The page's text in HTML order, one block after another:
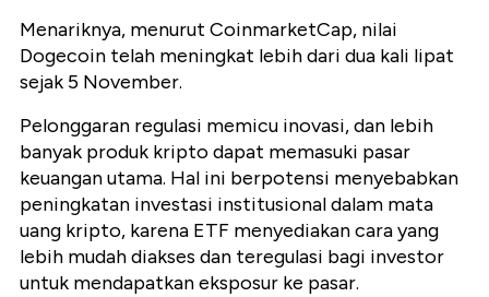
Menariknya, menurut CoinmarketCap, nilai
Dogecoin telah meningkat lebih dari dua kali lipat
sejak 5 November.
Pelonggaran regulasi memicu inovasi, dan lebih
banyak produk kripto dapat memasuki pasar
keuangan utama. Hal ini berpotensi menyebabkan
peningkatan investasi institusional dalam mata
uang kripto, karena ETF menyediakan cara yang
lebih mudah diakses dan teregulasi bagi investor
untuk mendapatkan eksposur ke pasar.